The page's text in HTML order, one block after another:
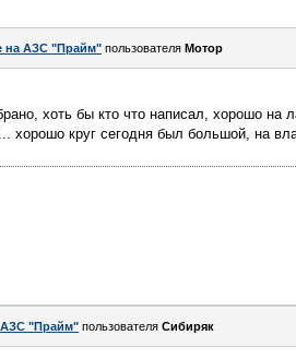
на АЗС "Прайм" пользователя Мотор
хоть бы кто что написал, хорошо на
круг сегодня был большой, на
АЗС "Прайм" пользователя Сибиряк